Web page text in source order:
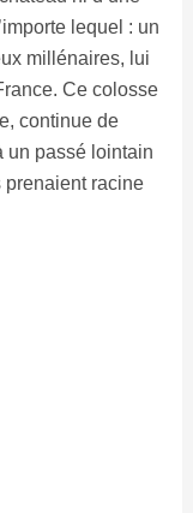
lequel : un
millénaires, lui
Ce colosse
continue de
un passé lointain
racine